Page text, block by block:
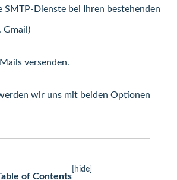
SMTP-Dienste bei Ihren bestehenden
Gmail)
versenden.
wir uns mit beiden Optionen
of Contents
[hide]